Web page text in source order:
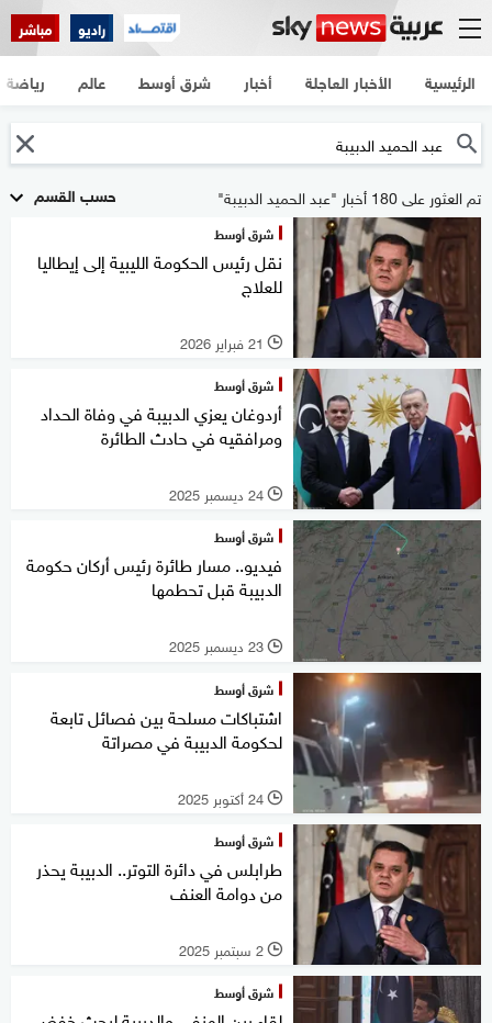
راديو مباشر
الرئيسية الأخبار العاجلة أخبار شرق أوسط عالم رياضة
حسب القسم تم العثور على 180 أخبار "عبد الحميد الدبيبة"
شرق أوسط
نقل رئيس الحكومة الليبية إلى إيطاليا
للعلاج
l 21 فبراير 2026
شرق أوسط
أردوغان يعزي الدبيبة في وفاة الحداد
ومرافقيه في حادث الطائرة
l 24 ديسمبر 2025
شرق أوسط
فيديو.. مسار طائرة رئيس أركان حكومة
الدبيبة قبل تحطمها
l 23 ديسمبر 2025
شرق أوسط
اشتباكات مسلحة بين فصائل تابعة
لحكومة الدبيبة في مصراتة
l 24 أكتوبر 2025
شرق أوسط
طرابلس في دائرة التوتر.. الدبيبة يحذر
من دوامة العنف
l 2 سبتمبر 2025
شرق أوسط